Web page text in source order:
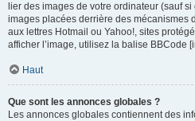
lier des images de votre ordinateur (sauf
images placées derrière des mécanismes
aux lettres Hotmail ou Yahoo!, sites
afficher l’image, utilisez la balise BBCode
Haut
Que sont les annonces globales ?
Les annonces globales contiennent des